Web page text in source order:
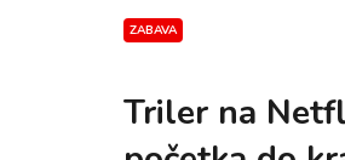
ZABAVA
Triler na